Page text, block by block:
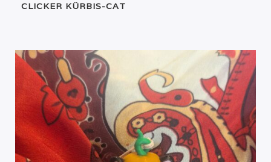
CLICKER KÜRBIS-CAT